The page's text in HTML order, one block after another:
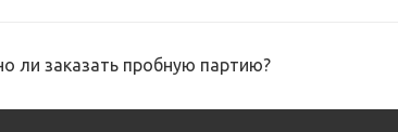
ли заказать пробную партию?